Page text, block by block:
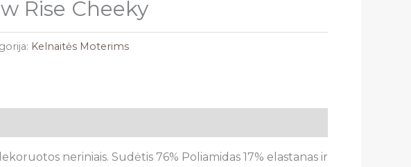
Rise Cheeky
Kelnaitės Moterims
neriniais. Sudėtis 76% Poliamidas 17% elastanas ir